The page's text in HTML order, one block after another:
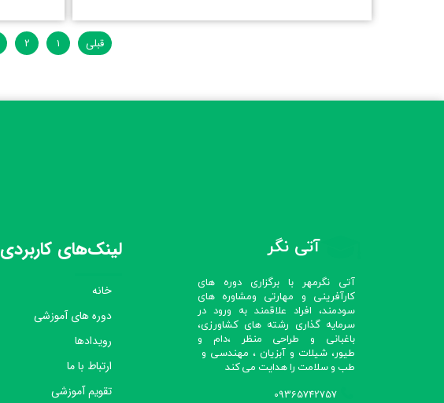
قبلی ۱ ۲
آتی نگر
آتی نگرمهر با برگزاری دوره های
کارآفرینی و مهارتی ومشاوره های
سودمند، افراد علاقمند به ورود در
سرمایه گذاری رشته های کشاورزی،
باغبانی و طراحی منظر ،دام و
طیور، شیلات و آبزیان ، مهندسی و
طب و سلامت را هدایت می کند​​​​​​​
09365742757
لینک‌های کاربردی
خانه
دوره های آموزشی
رویدادها
ارتباط با ما
تقویم آموزشی